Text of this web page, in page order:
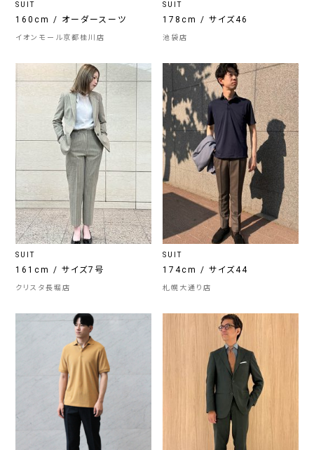
SUIT
160cm / オーダースーツ
イオンモール京都桂川店
SUIT
178cm / サイズ46
池袋店
SUIT
161cm / サイズ7号
クリスタ長堀店
SUIT
174cm / サイズ44
札幌大通り店